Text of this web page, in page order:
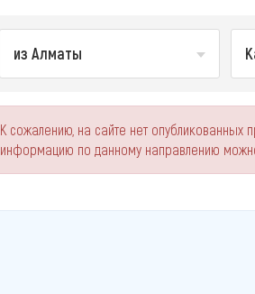
из Алматы
К сожалению, на сайте нет опубликованных
информацию по данному направлению